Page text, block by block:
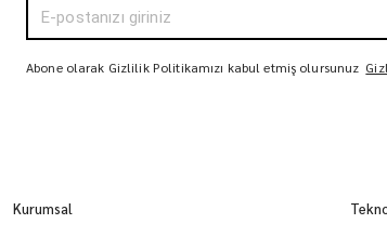
Abone olarak Gizlilik Politikamızı kabul etmiş olursunuz
Kurumsal